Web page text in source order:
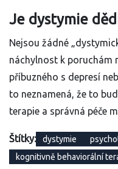
Je dystymie
Nejsou žádné
náchylnost k poruchám
příbuzného s depresí
to neznamená, že to
terapie a správná péče
Štítky: dystymie
kognitivně behaviorální